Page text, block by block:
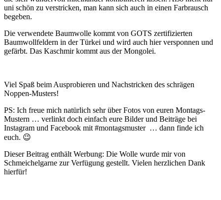
uni schön zu verstricken, man kann sich auch in einen Farbrausch
begeben.
Die verwendete Baumwolle kommt von GOTS zertifizierten
Baumwollfeldern in der Türkei und wird auch hier versponnen und
gefärbt. Das Kaschmir kommt aus der Mongolei.
Viel Spaß beim Ausprobieren und Nachstricken des schrägen
Noppen-Musters!
PS: Ich freue mich natürlich sehr über Fotos von euren Montags-
Mustern … verlinkt doch einfach eure Bilder und Beiträge bei
Instagram und Facebook mit #montagsmuster … dann finde ich
euch. 😉
Dieser Beitrag enthält Werbung: Die Wolle wurde mir von
Schmeichelgarne zur Verfügung gestellt. Vielen herzlichen Dank
hierfür!